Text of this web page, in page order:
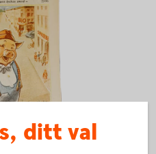
ditt val